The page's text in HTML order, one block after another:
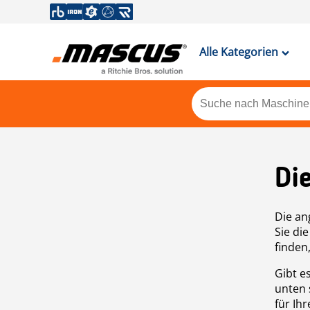
Alle Kategorien
Die
Sie
Gibt
unten
für